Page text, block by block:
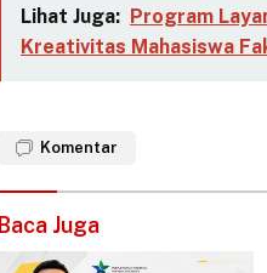
Lihat Juga: Program
Kreativitas Mahasiswa
Komentar
Baca Juga